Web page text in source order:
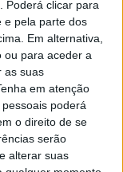
Poderá clicar para
e pela parte dos
Em alternativa,
ou para aceder a
as suas
em atenção
poderá
o direito de se
serão
alterar suas
de
espaços
Salette e o
recente
nas salas de